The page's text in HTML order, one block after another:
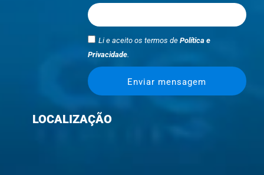
Li e aceito os termos de Política e
Privacidade.
Enviar mensagem
LOCALIZAÇÃO